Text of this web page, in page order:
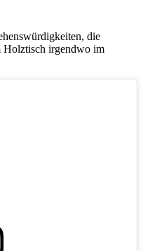
die
Holztisch irgendwo im